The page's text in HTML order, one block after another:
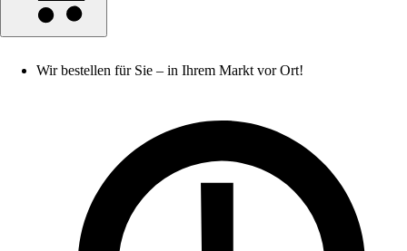
Wir bestellen für Sie – in Ihrem Markt vor Ort!